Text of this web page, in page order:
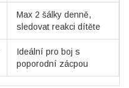
Max 2 šálky denně,
sledovat reakci dítěte
Ideální pro boj s
poporodní zácpou